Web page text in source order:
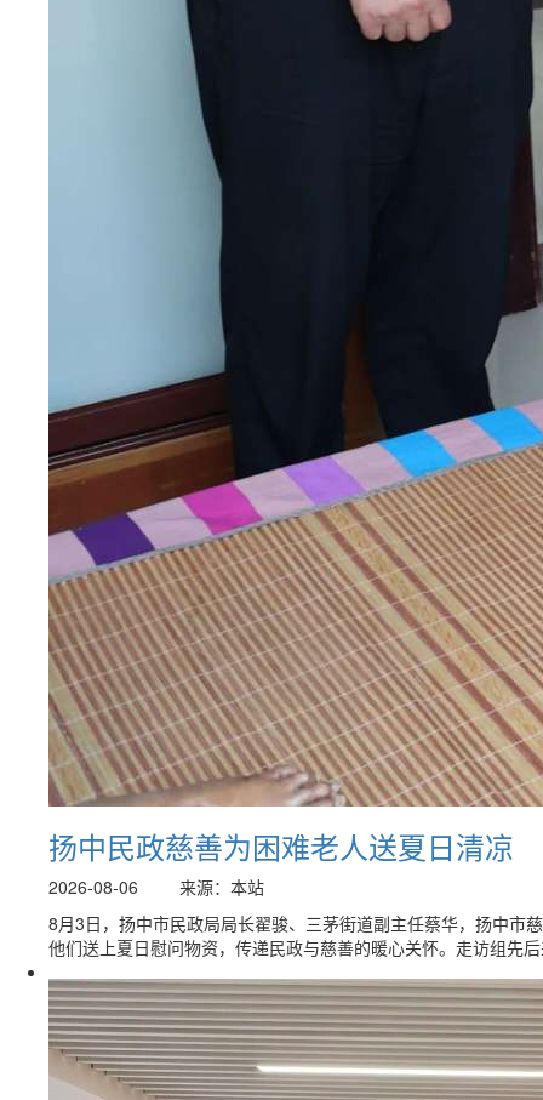
扬中民政慈善为困难老人送夏日清凉
2026-08-06
来源：本站
8月3日，扬中市民政局局长翟骏、三茅街道副主任蔡华，扬中市
他们送上夏日慰问物资，传递民政与慈善的暖心关怀。走访组先